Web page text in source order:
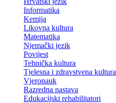
Informatika
Kemija
Likovna kultura
Matematika
Njemački jezik
Povijest
Tehnička kultura
Tjelesna i zdravstvena kultura
Vjeronauk
Razredna nastava
Edukacijski rehabilitatori